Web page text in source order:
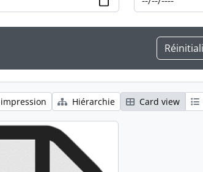
Hiérarchie Card view